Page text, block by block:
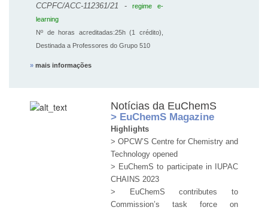
CCPFC/ACC-112361/21 -regime e-
learning
Nº de horas acreditadas:25h (1 crédito),
Destinada a Professores do Grupo 510
» mais informações
Notícias da EuChemS
> EuChemS Magazine
Highlights
> OPCW’S Centre for Chemistry and
Technology opened
> EuChemS to participate in IUPAC
CHAINS 2023
> EuChemS contributes to
Commission’s task force on